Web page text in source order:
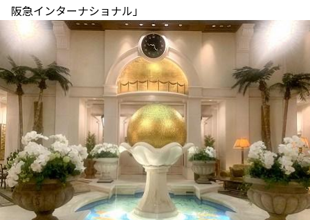
阪急インターナショナル」